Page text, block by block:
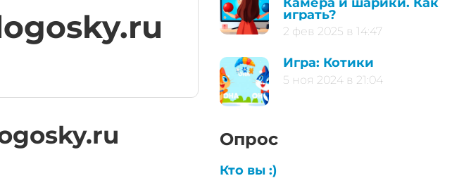
играть?
2 фев 2025 в 14:47
Игра: Котики
5 ноя 2024 в 21:04
Опрос
Кто вы :)